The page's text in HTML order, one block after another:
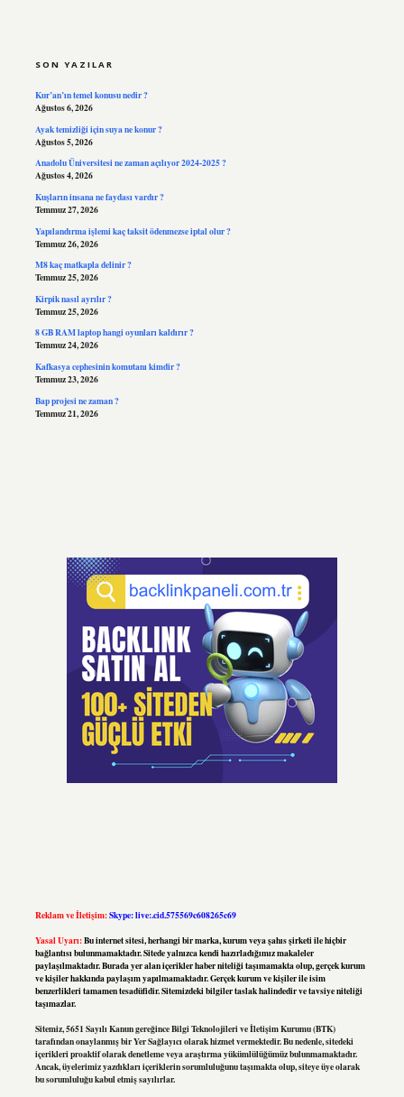
SON YAZILAR
Kur’an’ın temel konusu nedir ?
Ağustos 6, 2026
Ayak temizliği için suya ne konur ?
Ağustos 5, 2026
Anadolu Üniversitesi ne zaman açılıyor 2024-2025 ?
Ağustos 4, 2026
Kuşların insana ne faydası vardır ?
Temmuz 27, 2026
Yapılandırma işlemi kaç taksit ödenmezse iptal olur ?
Temmuz 26, 2026
M8 kaç matkapla delinir ?
Temmuz 25, 2026
Kirpik nasıl ayrılır ?
Temmuz 25, 2026
8 GB RAM laptop hangi oyunları kaldırır ?
Temmuz 24, 2026
Kafkasya cephesinin komutanı kimdir ?
Temmuz 23, 2026
Bap projesi ne zaman ?
Temmuz 21, 2026
Reklam ve İletişim:Skype: live:.cid.575569c608265c69
Yasal Uyarı:Bu internet sitesi, herhangi bir marka, kurum veya şahıs şirketi ile hiçbir
bağlantısı bulunmamaktadır. Sitede yalnızca kendi hazırladığımız makaleler
paylaşılmaktadır. Burada yer alan içerikler haber niteliği taşımamakta olup, gerçek kurum
ve kişiler hakkında paylaşım yapılmamaktadır. Gerçek kurum ve kişiler ile isim
benzerlikleri tamamen tesadüfidir. Sitemizdeki bilgiler taslak halindedir ve tavsiye niteliği
taşımazlar.
Sitemiz, 5651 Sayılı Kanun gereğince Bilgi Teknolojileri ve İletişim Kurumu (BTK)
tarafından onaylanmış bir Yer Sağlayıcı olarak hizmet vermektedir. Bu nedenle, sitedeki
içerikleri proaktif olarak denetleme veya araştırma yükümlülüğümüz bulunmamaktadır.
Ancak, üyelerimiz yazdıkları içeriklerin sorumluluğunu taşımakta olup, siteye üye olarak
bu sorumluluğu kabul etmiş sayılırlar.